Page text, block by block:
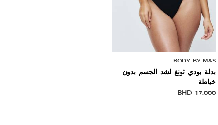
BODY BY M&S
بدلة بودي ثونغ لشد الجسم بدون
خياطة
BHD 17.000